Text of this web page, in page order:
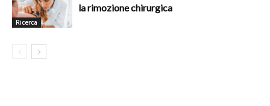
Ricerca
la rimozione chirurgica